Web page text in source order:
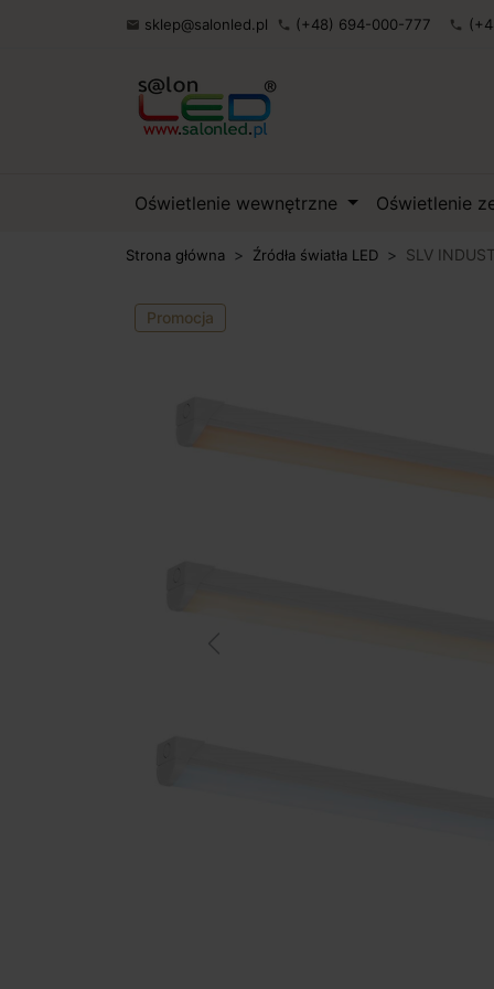
 sklep@salonled.pl phone (+48) 694-000-777 phone
Oświetlenie wewnętrzne Oświetlenie
Strona główna Źródła światła LED SLV
Promocja